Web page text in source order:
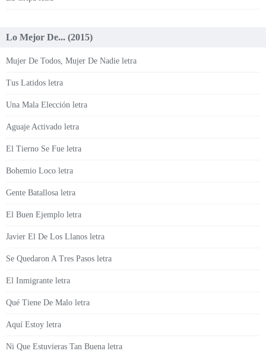
Lo Mejor De... (2015)
Mujer De Todos, Mujer De Nadie letra
Tus Latidos letra
Una Mala Elección letra
Aguaje Activado letra
El Tierno Se Fue letra
Bohemio Loco letra
Gente Batallosa letra
El Buen Ejemplo letra
Javier El De Los Llanos letra
Se Quedaron A Tres Pasos letra
El Inmigrante letra
Qué Tiene De Malo letra
Aquí Estoy letra
Ni Que Estuvieras Tan Buena letra